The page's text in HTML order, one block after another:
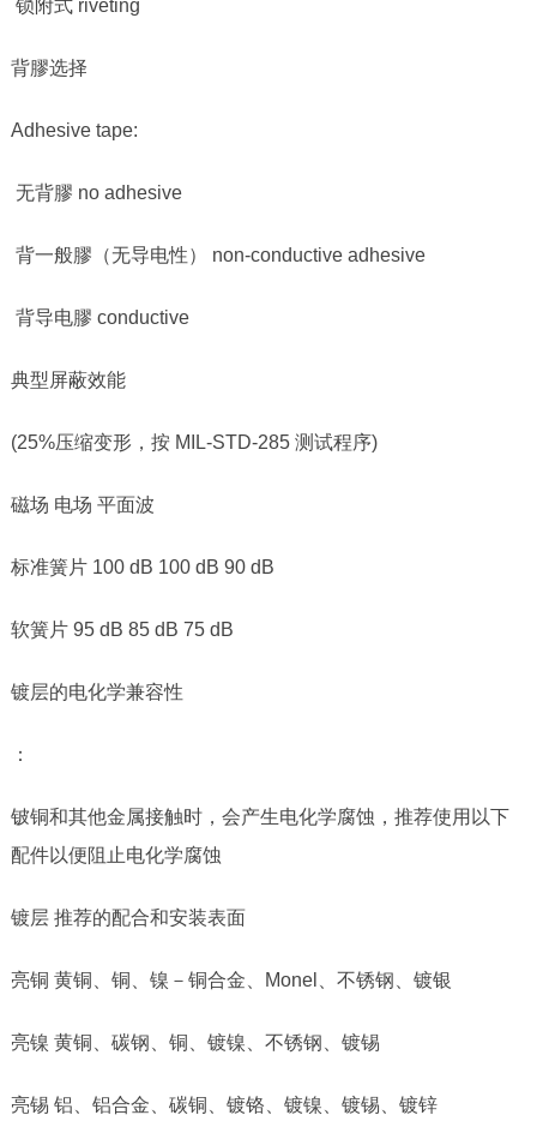
锁附式riveting
背膠选择
Adhesive tape:
无背膠 no adhesive
背一般膠（无导电性） non-conductive adhesive
背导电膠 conductive
典型屏蔽效能
(25%压缩变形，按MIL-STD-285 测试程序)
磁场 电场 平面波
标准簧片100 dB 100 dB 90 dB
软簧片95 dB 85 dB 75 dB
镀层的电化学兼容性
：
铍铜和其他金属接触时，会产生电化学腐蚀，推荐使用以下
配件以便阻止电化学腐蚀
镀层 推荐的配合和安装表面
亮铜 黄铜、铜、镍－铜合金、 Monel 、不锈钢、镀银
亮镍 黄铜、碳钢、铜、镀镍、不锈钢、镀锡
亮锡 铝、铝合金、碳铜、镀铬、镀镍、镀锡、镀锌